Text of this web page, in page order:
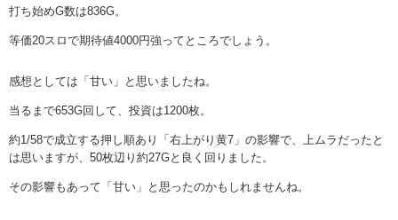
打ち始めG数は836G。
等価20スロで期待値4000円強ってところでしょう。
感想としては「甘い」と思いましたね。
当るまで653G回して、投資は1200枚。
約1/58で成立する押し順あり「右上がり黄7」の影響で、上ムラだったと
は思いますが、50枚辺り約27Gと良く回りました。
その影響もあって「甘い」と思ったのかもしれませんね。